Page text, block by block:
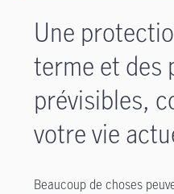
Une
terme et des
prévisibles,
votre vie
Beaucoup de choses